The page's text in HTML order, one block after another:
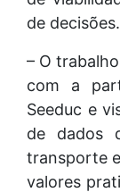
de decisões.
– O
com a
Seeduc e
de dados
transporte
valores